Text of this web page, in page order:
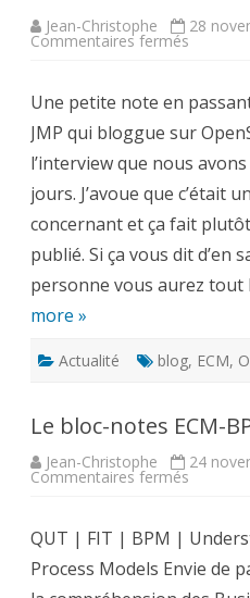
Jean-Christophe 28
Commentaires fermés
d’un
monde
ECM,
Une petite note en
JMP qui bloggue sur
l’interview que nous
jours. J’avoue que c’était
concernant et ça fait
publié. Si ça vous dit d’en
personne vous aurez tout
more »
Actualité blog, ECM,
Le bloc-notes ECM-
Jean-Christophe 24
Commentaires fermés
ECM-
BPM
du
11/24/
QUT | FIT | BPM |
Process Models Envie de